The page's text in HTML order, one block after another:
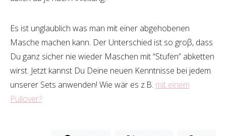
Es ist unglaublich was man mit einer abgehobenen
Masche machen kann. Der Unterschied ist so groβ, dass
Du ganz sicher nie wieder Maschen mit “Stufen” abketten
wirst. Jetzt kannst Du Deine neuen Kenntnisse bei jedem
unserer Sets anwenden! Wie wär es z.B.